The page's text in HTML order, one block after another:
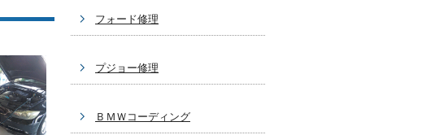
フォード修理
プジョー修理
ＢＭＷコーディング